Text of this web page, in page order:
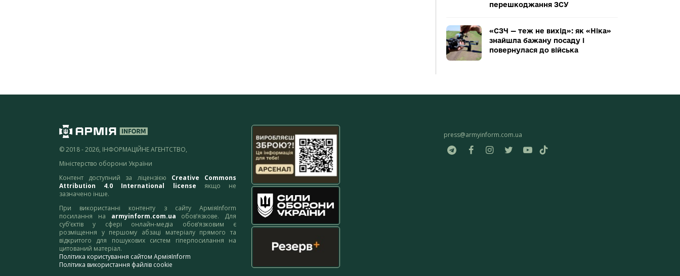
перешкоджання ЗСУ
«СЗЧ — теж не вихід»: як «Ніка»
знайшла бажану посаду і
повернулася до війська
© 2018 - 2026, ІНФОРМАЦІЙНЕ АГЕНТСТВО,
Міністерство оборони України
Контент доступний за ліцензією Creative Commons
Attribution 4.0 International license якщо не
зазначено інше.
При використанні контенту з сайту АрміяInform
посилання на armyinform.com.ua обов’язкове. Для
суб’єктів у сфері онлайн-медіа обов’язковим є
розміщення у першому абзаці матеріалу прямого та
відкритого для пошукових систем гіперпосилання на
цитований матеріал.
Політика користування сайтом АрміяInform
Політика використання файлів cookie
press@armyinform.com.ua